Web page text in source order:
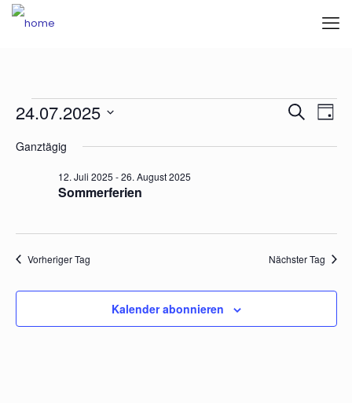
Veranstaltungen
für
24.
2025
SucheTag
24.07.2025
wählen.
Ganztägig
Sommerferien
12. Juli 2025 -26. August 2025
Vorheriger Tag Nächster Tag
Kalender abonnieren